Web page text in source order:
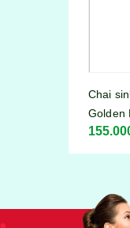
Chai
Golden